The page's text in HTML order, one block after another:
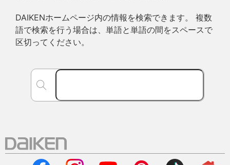
DAIKENホームページ内の情報を検索できます。 複数
語で検索を行う場合は、単語と単語の間をスペースで
区切ってください。